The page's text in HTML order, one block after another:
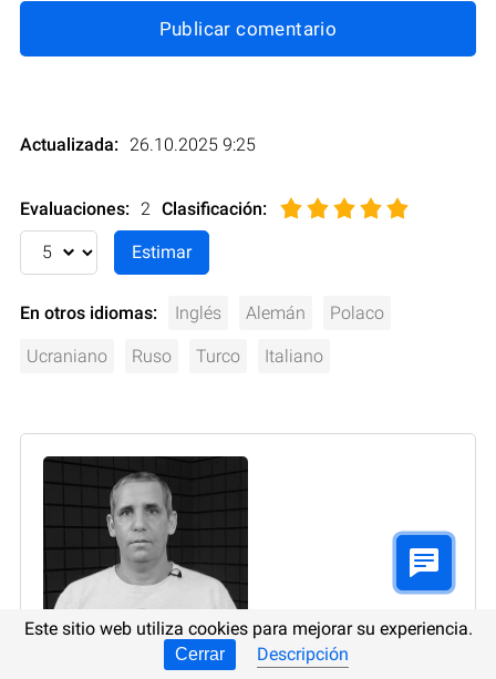
Publicar comentario
Actualizada: 26.10.2025 9:25
Evaluaciones: 2 Clasificación:
En otros idiomas: Inglés Alemán Polaco
Ucraniano Ruso Turco Italiano
Este sitio web utiliza cookies para mejorar su experiencia.
Cerrar Descripción